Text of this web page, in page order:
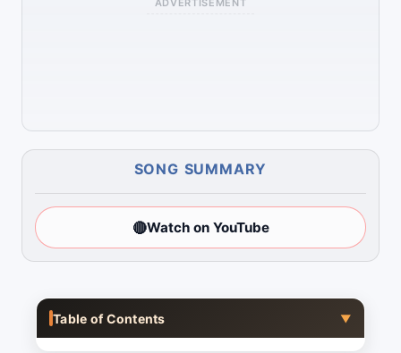
ADVERTISEMENT
SONG SUMMARY
🔴Watch on YouTube
Table of Contents ▼